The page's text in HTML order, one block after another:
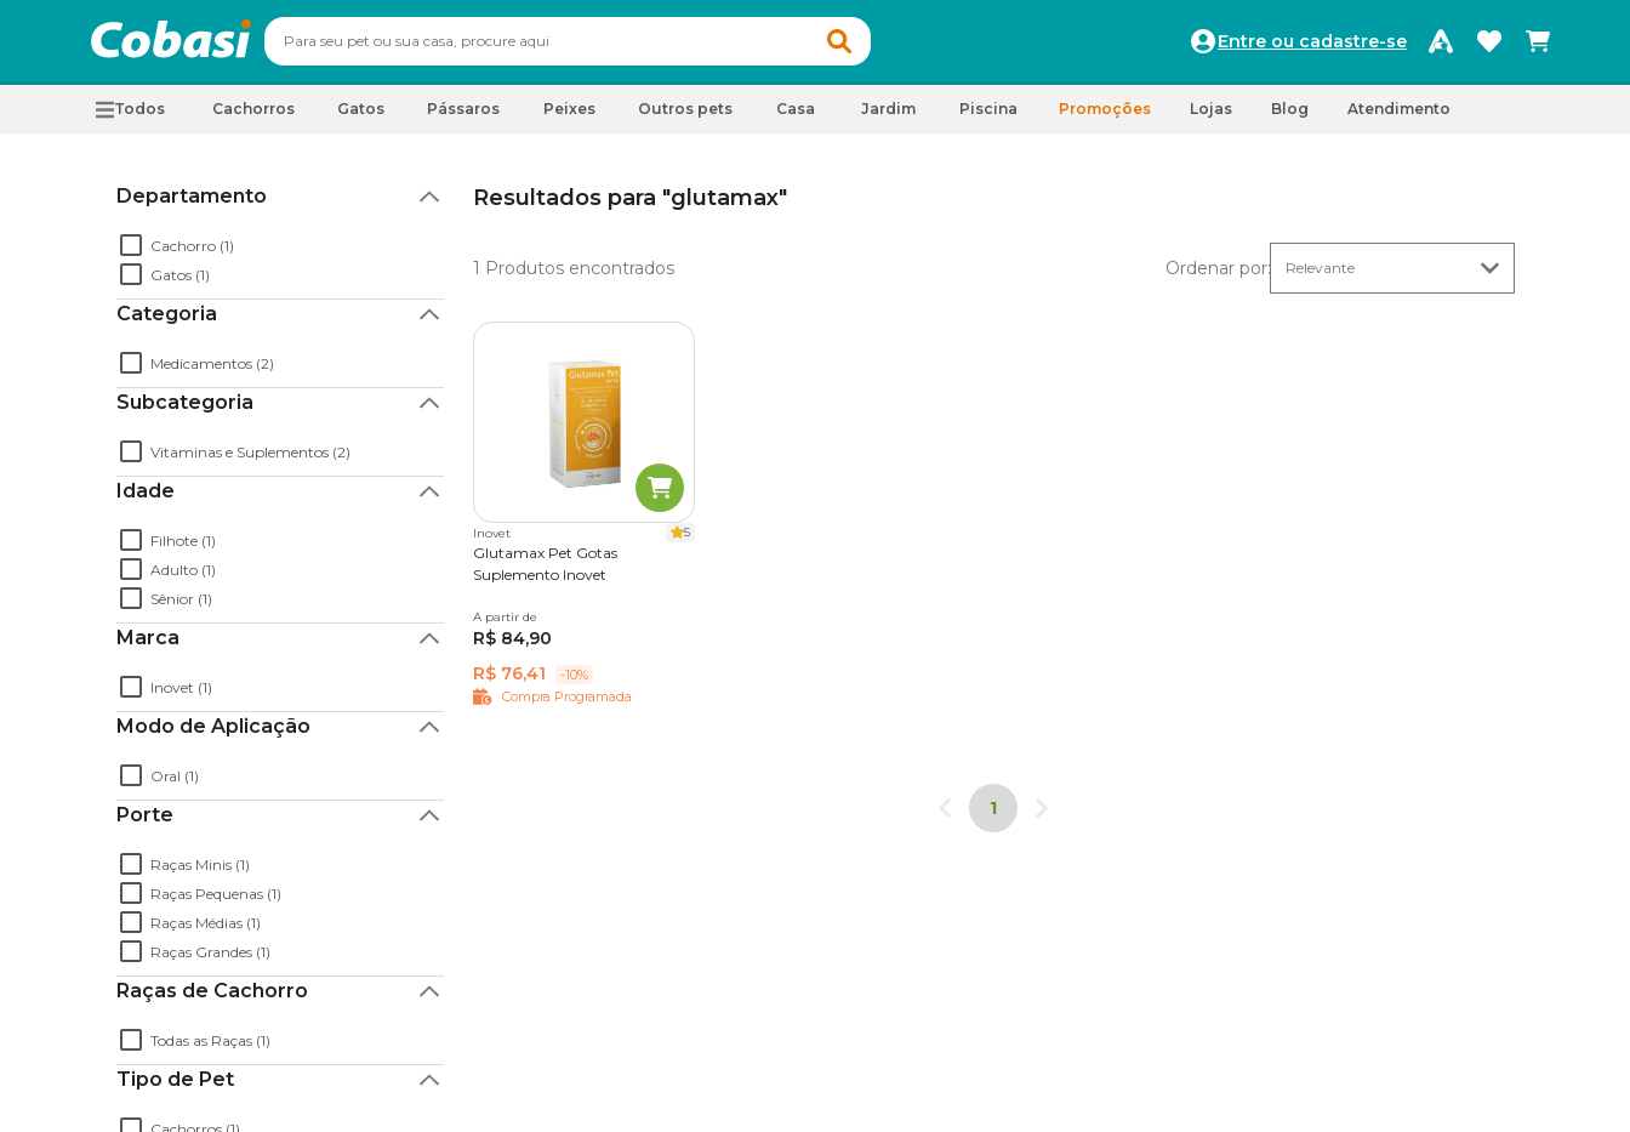
Entre ou cadastre-se
Todos Cachorros Gatos Pássaros Peixes Outros pets Casa Jardim Piscina Promoções Lojas Blog Atendimento
Departamento
Cachorro (1)
Gatos (1)
Categoria
Medicamentos (2)
Subcategoria
Vitaminas e Suplementos (2)
Idade
Filhote (1)
Adulto (1)
Sênior (1)
Marca
Inovet (1)
Modo de Aplicação
Oral (1)
Porte
Raças Minis (1)
Raças Pequenas (1)
Raças Médias (1)
Raças Grandes (1)
Raças de Cachorro
Todas as Raças (1)
Tipo de Pet
Cachorros (1)
Resultados para "glutamax"
1 Produtos encontrados Ordenar por:
Inovet 5
Glutamax Pet Gotas
Suplemento Inovet
40ml
A partir de
R$ 84,90
R$ 76,41
-10%
Compra Programada
1